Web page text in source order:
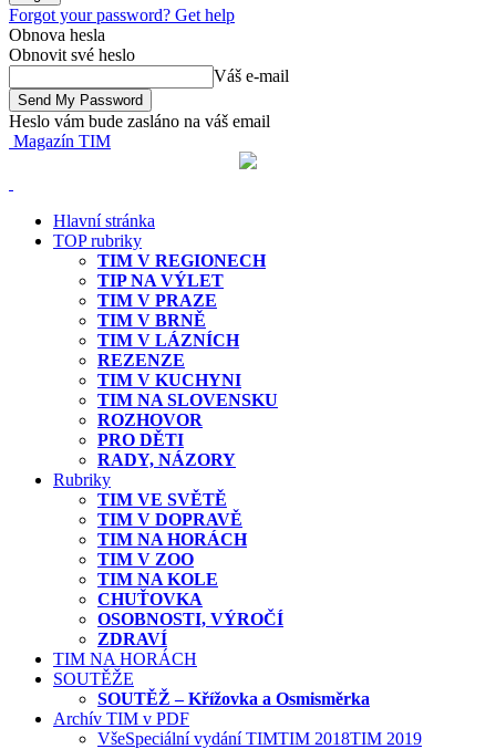
Forgot your password? Get help
Obnova hesla
Obnovit své heslo
Váš e-mail
Heslo vám bude zasláno na váš email
Magazín TIM
Hlavní stránka
TOP rubriky
TIM V REGIONECH
TIP NA VÝLET
TIM V PRAZE
TIM V BRNĚ
TIM V LÁZNÍCH
REZENZE
TIM V KUCHYNI
TIM NA SLOVENSKU
ROZHOVOR
PRO DĚTI
RADY, NÁZORY
Rubriky
TIM VE SVĚTĚ
TIM V DOPRAVĚ
TIM NA HORÁCH
TIM V ZOO
TIM NA KOLE
CHUŤOVKA
OSOBNOSTI, VÝROČÍ
ZDRAVÍ
TIM NA HORÁCH
SOUTĚŽE
SOUTĚŽ – Křížovka a Osmisměrka
Archív TIM v PDF
VšeSpeciální vydání TIMTIM 2018TIM 2019